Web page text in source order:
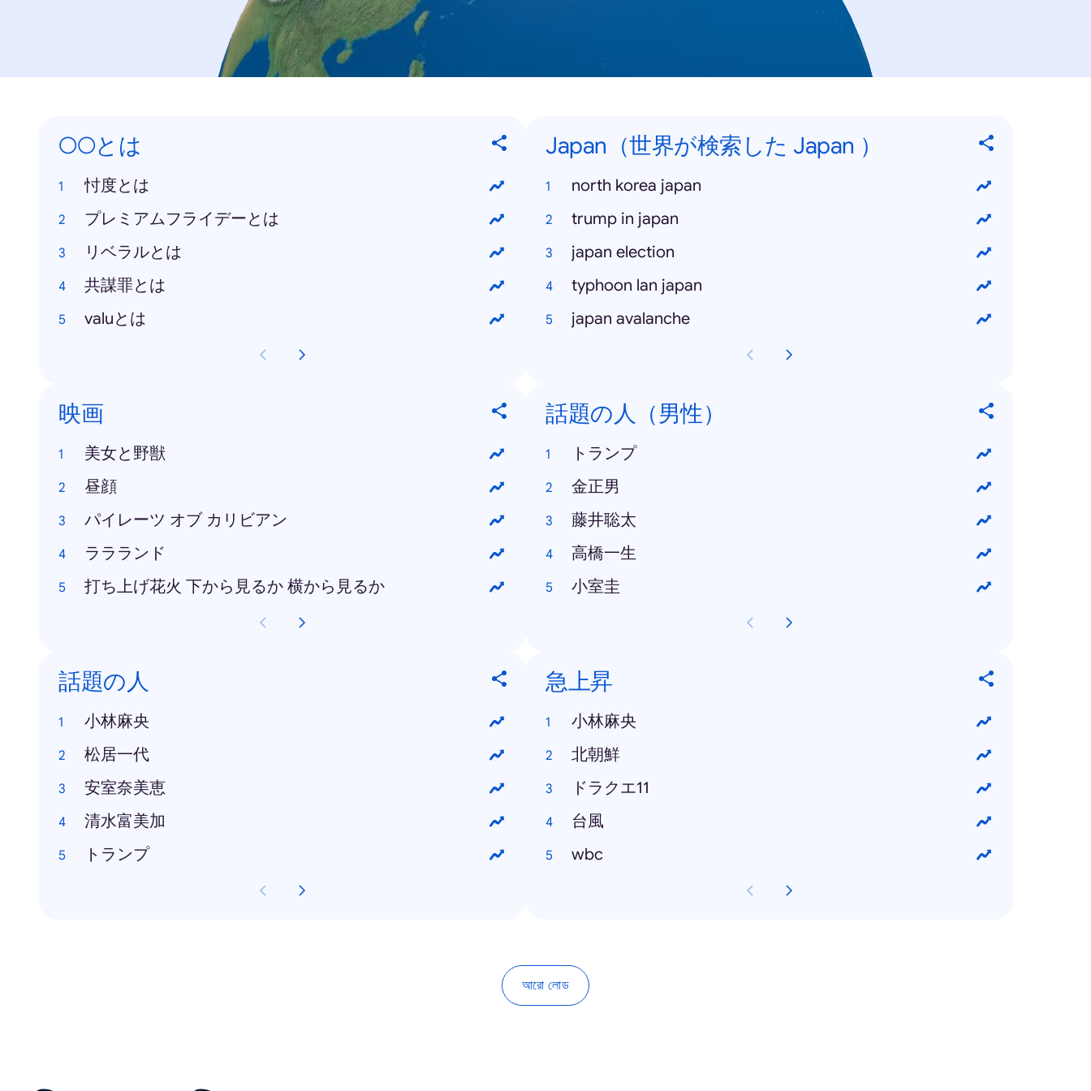
○○とは
忖度とは
プレミアムフライデーとは
リベラルとは
共謀罪とは
valuとは
Japan（世界が検索した Japan ）
north korea japan
trump in japan
japan election
typhoon lan japan
japan avalanche
映画
美女と野獣
昼顔
パイレーツ オブ カリビアン
ララランド
打ち上げ花火 下から見るか 横から見るか
話題の人（男性）
トランプ
金正男
藤井聡太
高橋一生
小室圭
話題の人
小林麻央
松居一代
安室奈美恵
清水富美加
トランプ
急上昇
小林麻央
北朝鮮
ドラクエ11
台風
wbc
আরো লোড